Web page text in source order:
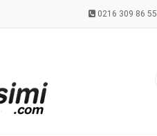
0216 309 86 55